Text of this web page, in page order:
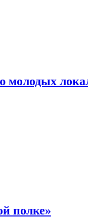
молодых
полке»